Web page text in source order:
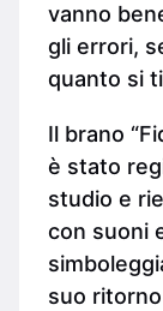
vanno
gli errori,
quanto si
Il brano
è stato
studio e
con suoni
suo